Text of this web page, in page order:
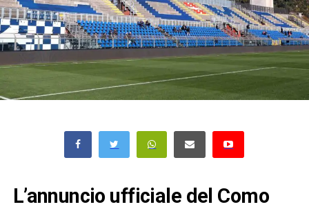
L’annuncio ufficiale del Como